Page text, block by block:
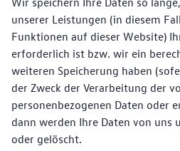
unserer Leistungen (in diesem
Funktionen auf dieser Website)
erforderlich ist bzw. wir ein
weiteren Speicherung haben
der Zweck der Verarbeitung der
personenbezogenen Daten oder
dann werden Ihre Daten von uns
oder gelöscht.